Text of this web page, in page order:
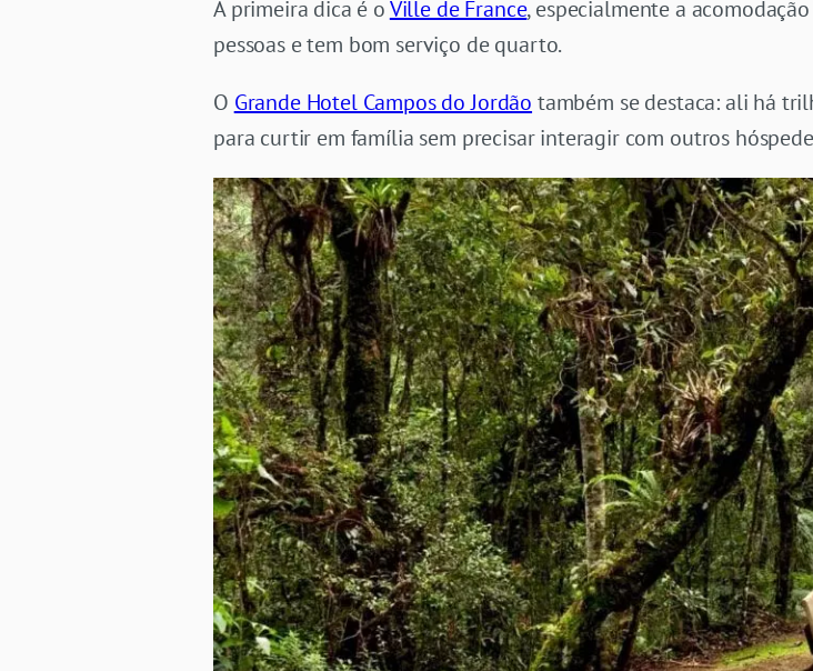
A primeira dica é oVille de France, especialmente a
pessoas e tem bom serviço de quarto.
O Grande Hotel Campos do Jordão também se destaca: ali há
para curtir em família sem precisar interagir com outros